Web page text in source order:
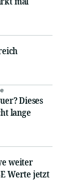
Dieses
lange
weiter
Werte jetzt